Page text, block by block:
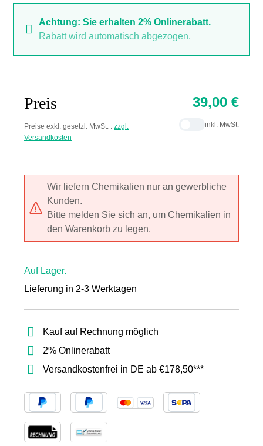
Achtung: Sie erhalten 2% Onlinerabatt.
Rabatt wird automatisch abgezogen.
Preis
Preise exkl. gesetzl. MwSt. . zzgl.
Versandkosten
39,00 €
inkl. MwSt.
Wir liefern Chemikalien nur an gewerbliche
Kunden.
Bitte melden Sie sich an, um Chemikalien in
den Warenkorb zu legen.
Auf Lager.
Lieferung in 2-3 Werktagen
Kauf auf Rechnung möglich
2% Onlinerabatt
Versandkostenfrei in DE ab €178,50***